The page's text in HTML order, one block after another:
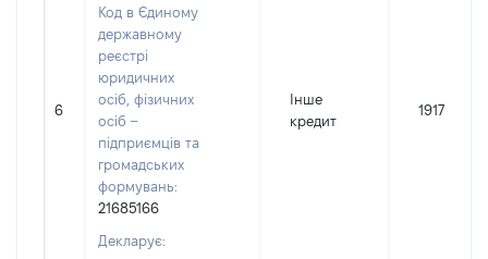
6
Код в Єдиному
державному
реєстрі
юридичних
осіб, фізичних
осіб –
підприємців та
громадських
формувань:
21685166
Декларує:
Інше
кредит
19174